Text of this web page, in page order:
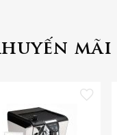
mãi
Thêm vào danh